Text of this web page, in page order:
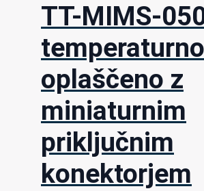
TT-MIMS-
oplaščeno z
miniaturnim
priključnim
konektorjem